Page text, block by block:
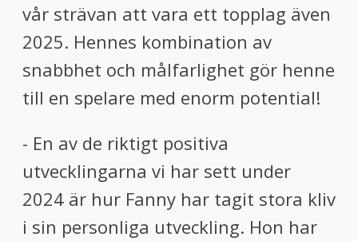
vår strävan att vara ett topplag även
2025. Hennes kombination av
snabbhet och målfarlighet gör henne
till en spelare med enorm potential!
- En av de riktigt positiva
utvecklingarna vi har sett under
2024 är hur Fanny har tagit stora kliv
i sin personliga utveckling. Hon har